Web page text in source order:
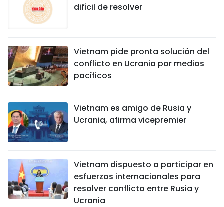
difícil de resolver
Vietnam pide pronta solución del
conflicto en Ucrania por medios
pacíficos
Vietnam es amigo de Rusia y
Ucrania, afirma vicepremier
Vietnam dispuesto a participar en
esfuerzos internacionales para
resolver conflicto entre Rusia y
Ucrania